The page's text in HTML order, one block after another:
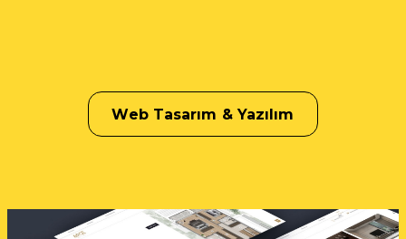
Web Tasarım & Yazılım